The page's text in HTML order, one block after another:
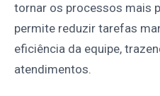
tornar os processos mais
permite reduzir tarefas
eficiência da equipe,
atendimentos.